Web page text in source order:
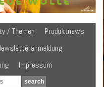
/ Themen
Produktnews
Impressum